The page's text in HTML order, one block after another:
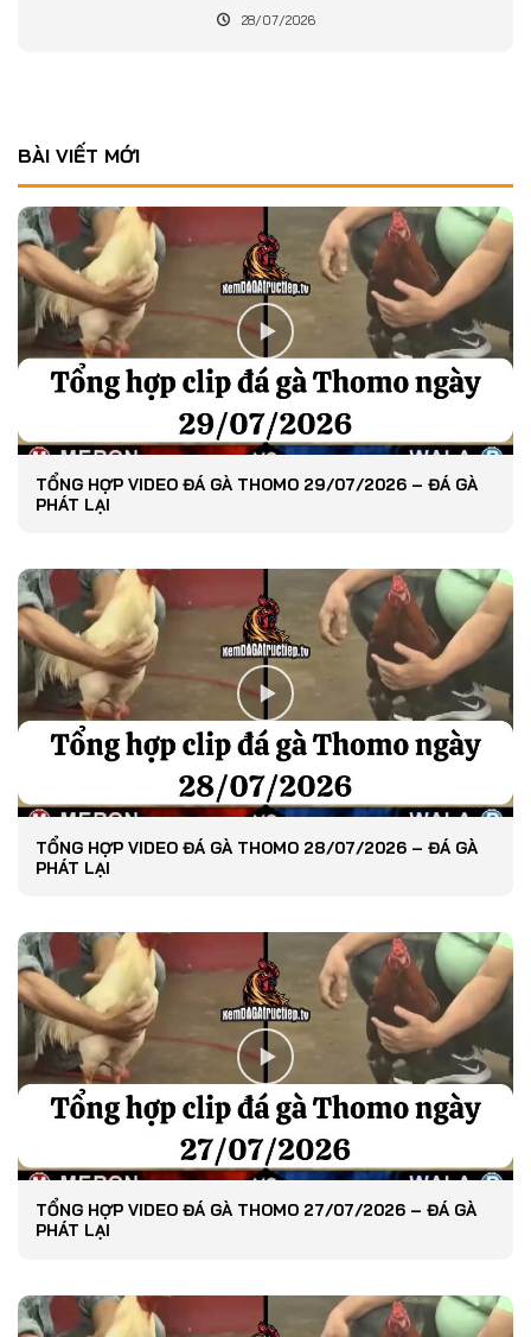
28/07/2026
BÀI VIẾT MỚI
TỔNG HỢP VIDEO ĐÁ GÀ THOMO 29/07/2026 – ĐÁ GÀ
PHÁT LẠI
TỔNG HỢP VIDEO ĐÁ GÀ THOMO 28/07/2026 – ĐÁ GÀ
PHÁT LẠI
TỔNG HỢP VIDEO ĐÁ GÀ THOMO 27/07/2026 – ĐÁ GÀ
PHÁT LẠI